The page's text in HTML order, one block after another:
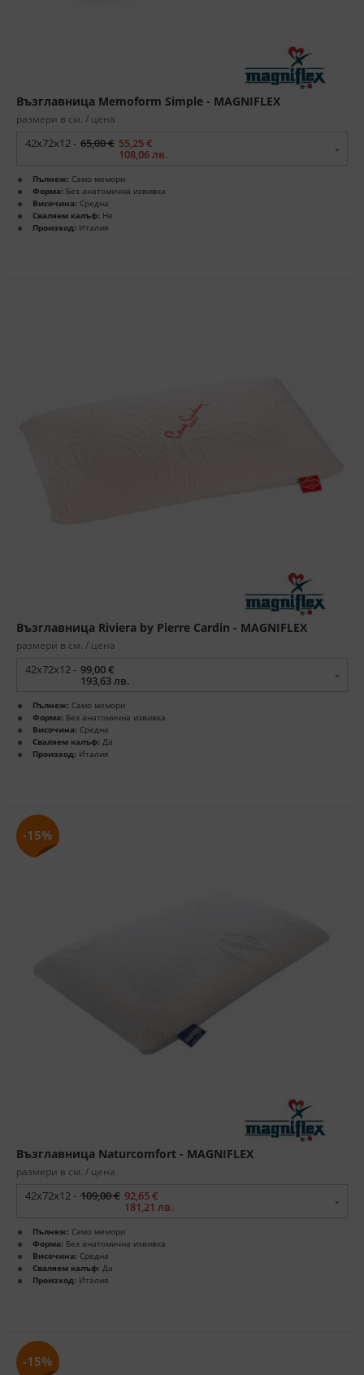
Възглавница Memoform Simple - MAGNIFLEX
размери в см. / цена
42х72х12 - 65,00 € 55,25 €
108,06 лв.
Пълнеж: Само мемори
Форма: Без анатомична извивка
Височина: Средна
Сваляем калъф: Не
Произход: Италия
Възглавница Riviera by Pierre Cardin - MAGNIFLEX
размери в см. / цена
42х72х12 - 99,00 €
193,63 лв.
Пълнеж: Само мемори
Форма: Без анатомична извивка
Височина: Средна
Сваляем калъф: Да
Произход: Италия
-15%
Възглавница Naturcomfort - MAGNIFLEX
размери в см. / цена
42х72х12 - 109,00 € 92,65 €
181,21 лв.
Пълнеж: Само мемори
Форма: Без анатомична извивка
Височина: Средна
Сваляем калъф: Да
Произход: Италия
-15%